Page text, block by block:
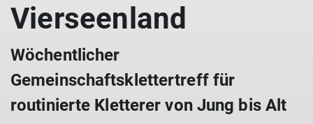
Vierseenland
Wöchentlicher
Gemeinschaftsklettertreff für
routinierte Kletterer von Jung bis Alt